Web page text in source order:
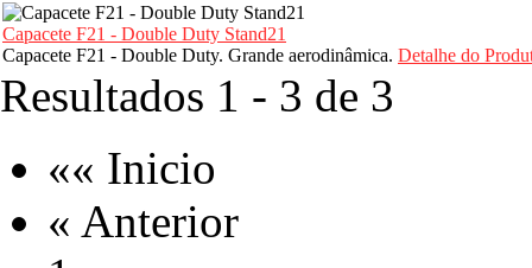
Capacete F21 - Double Duty Stand21
Capacete F21 - Double Duty. Grande aerodinâmica. Detalhe do
Resultados 1 - 3 de 3
«« Inicio
« Anterior